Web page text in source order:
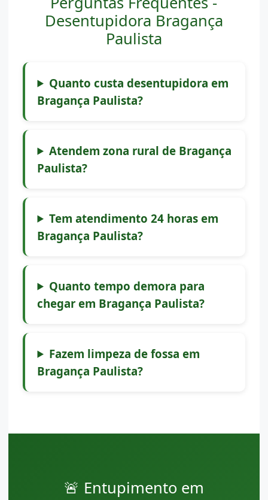
Desentupidora Bragança
Paulista
Quanto custa desentupidora em
Bragança Paulista?
Atendem zona rural de Bragança
Paulista?
Tem atendimento 24 horas em
Bragança Paulista?
Quanto tempo demora para
chegar em Bragança Paulista?
Fazem limpeza de fossa em
Bragança Paulista?
🚨 Entupimento em